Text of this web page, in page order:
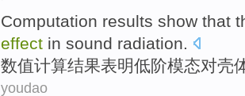
Computation results show that
effect in sound radiation.
数值计算结果表明低阶模态对壳
youdao